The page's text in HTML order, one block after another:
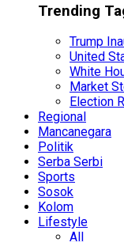
Trending
Trump
United
White
Market
Election
Regional
Mancanegara
Politik
Serba Serbi
Sports
Sosok
Kolom
Lifestyle
All